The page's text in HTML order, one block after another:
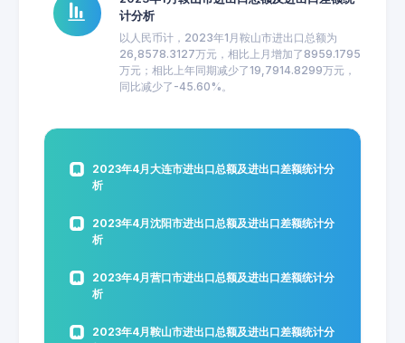
计分析
以人民币计，2023年1月鞍山市进出口总额为
26,8578.3127万元，相比上月增加了8959.1795
万元；相比上年同期减少了19,7914.8299万元，
同比减少了-45.60%。
2023年4月大连市进出口总额及进出口差额统计分
析
2023年4月沈阳市进出口总额及进出口差额统计分
析
2023年4月营口市进出口总额及进出口差额统计分
析
2023年4月鞍山市进出口总额及进出口差额统计分